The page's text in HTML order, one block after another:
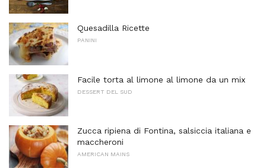
Quesadilla Ricette
PANINI
Facile torta al limone al limone da un mix
DESSERT DEL SUD
Zucca ripiena di Fontina, salsiccia italiana e
maccheroni
AMERICAN MAINS